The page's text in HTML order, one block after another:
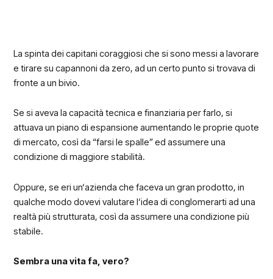
La spinta dei capitani coraggiosi che si sono messi a lavorare
e tirare su capannoni da zero, ad un certo punto si trovava di
fronte a un bivio.
Se si aveva la capacità tecnica e finanziaria per farlo, si
attuava un piano di espansione aumentando le proprie quote
di mercato, così da “farsi le spalle” ed assumere una
condizione di maggiore stabilità.
Oppure, se eri un‘azienda che faceva un gran prodotto, in
qualche modo dovevi valutare l‘idea di conglomerarti ad una
realtà più strutturata, così da assumere una condizione più
stabile.
Sembra una vita fa, vero?